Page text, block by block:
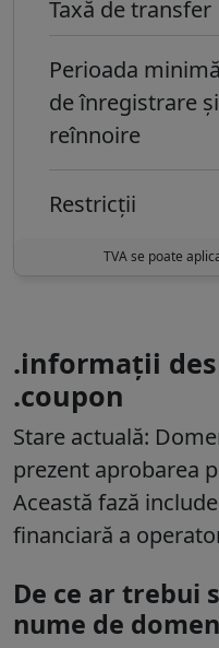
Taxă de transfer
Perioada minimă
de înregistrare și
reînnoire
Restricții
TVA se poate
.informații
.coupon
Stare actuală:
prezent aprobarea
Această fază
financiară a
De ce ar trebui
nume de